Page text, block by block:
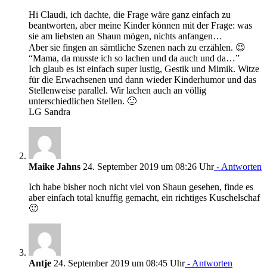
Hi Claudi, ich dachte, die Frage wäre ganz einfach zu
beantworten, aber meine Kinder können mit der Frage: was
sie am liebsten an Shaun mögen, nichts anfangen…
Aber sie fingen an sämtliche Szenen nach zu erzählen. 😉
“Mama, da musste ich so lachen und da auch und da…”
Ich glaub es ist einfach super lustig, Gestik und Mimik. Witze
für die Erwachsenen und dann wieder Kinderhumor und das
Stellenweise parallel. Wir lachen auch an völlig
unterschiedlichen Stellen. 🙂
LG Sandra
Maike Jahns 24. September 2019 um 08:26 Uhr- Antworten
Ich habe bisher noch nicht viel von Shaun gesehen, finde es
aber einfach total knuffig gemacht, ein richtiges Kuschelschaf
🙂
Antje 24. September 2019 um 08:45 Uhr- Antworten